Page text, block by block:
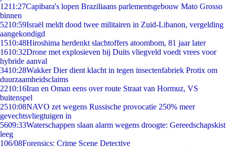
1211:27Capibara's lopen Braziliaans parlementsgebouw Mato Grosso
binnen
5210:59Israël meldt dood twee militairen in Zuid-Libanon, vergelding
aangekondigd
1510:48Hiroshima herdenkt slachtoffers atoombom, 81 jaar later
1610:32Drone met explosieven bij Duits vliegveld voedt vrees voor
hybride aanval
3410:28Wakker Dier dient klacht in tegen insectenfabriek Protix om
duurzaamheidsclaims
2210:16Iran en Oman eens over route Straat van Hormuz, VS
buitenspel
2510:08NAVO zet wegens Russische provocatie 250% meer
gevechtsvliegtuigen in
5609:33Waterschappen slaan alarm wegens droogte: Gereedschapskist
leeg
106/08Forensics: Crime Scene Detective